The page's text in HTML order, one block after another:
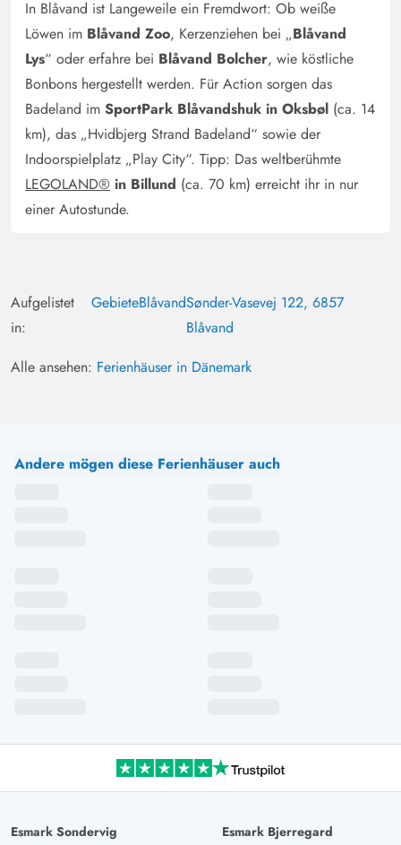
In Blåvand ist Langeweile ein Fremdwort: Ob weiße
Löwen im Blåvand Zoo, Kerzenziehen bei „Blåvand
Lys“ oder erfahre bei Blåvand Bolcher, wie köstliche
Bonbons hergestellt werden. Für Action sorgen das
Badeland im SportPark Blåvandshuk in Oksbøl (ca. 14
km), das „Hvidbjerg Strand Badeland“ sowie der
Indoorspielplatz „Play City“. Tipp: Das weltberühmte
LEGOLAND® in Billund (ca. 70 km) erreicht ihr in nur
einer Autostunde.
Aufgelistet
in:
GebieteBlåvandSønder-Vasevej 122, 6857
Blåvand
Alle ansehen: Ferienhäuser in Dänemark
Andere mögen diese Ferienhäuser auch
Esmark Sondervig
Esmark Bjerregard